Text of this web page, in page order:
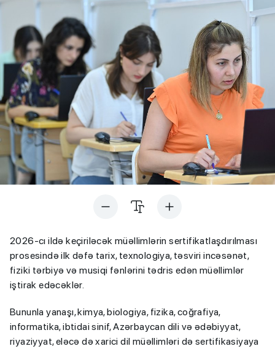
2026-cı ildə keçiriləcək müəllimlərin sertifikatlaşdırılması
prosesində ilk dəfə tarix, texnologiya, təsviri incəsənət,
fiziki tərbiyə və musiqi fənlərini tədris edən müəllimlər
iştirak edəcəklər.
Bununla yanaşı, kimya, biologiya, fizika, coğrafiya,
informatika, ibtidai sinif, Azərbaycan dili və ədəbiyyat,
riyaziyyat, eləcə də xarici dil müəllimləri də sertifikasiyaya